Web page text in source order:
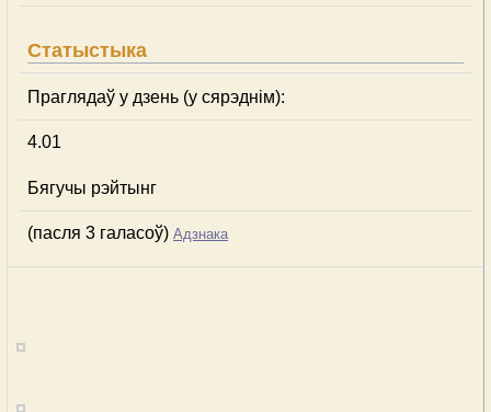
Статыстыка
Праглядаў у дзень (у сярэднім):
4.01
Бягучы рэйтынг
(пасля 3 галасоў) Адзнака